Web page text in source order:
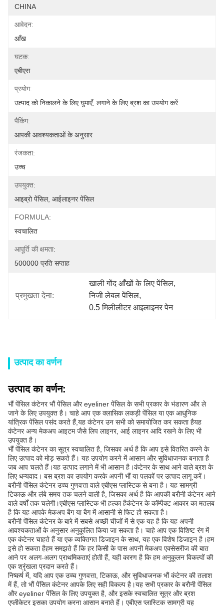
CHINA
आवेदन:
आँख
घटक:
एबीएस
प्रयोग:
उत्पाद को निकालने के लिए घुमाएँ, लगाने के लिए ब्रश का उपयोग करें
पैकिंग:
आपकी आवश्यकताओं के अनुसार
रंजकता:
उच्च
उपयुक्त:
आइब्रो पेंसिल, आईलाइनर पेंसिल
FORMULA:
स्वचालित
आपूर्ति की क्षमता:
500000 प्रति सप्ताह
प्रमुखता देना:
खाली गोंद आँखों के लिए पेंसिल,
निजी लेबल पेंसिल,
0.5 मिलीलीटर आइलाइनर पेन
उत्पाद का वर्णन
उत्पाद का वर्णन:
भौं पेंसिल कंटेनर भौं पेंसिल और eyeliner पेंसिल के सभी प्रकार के भंडारण और ले
जाने के लिए उपयुक्त है। चाहे आप एक क्लासिक लकड़ी पेंसिल या एक आधुनिक
यांत्रिक पेंसिल पसंद करते हैं,यह कंटेनर उन सभी को समायोजित कर सकता हैयह
कंटेनर अन्य मेकअप आइटम जैसे लिप लाइनर, आई लाइनर आदि रखने के लिए भी
उपयुक्त है।
भौं पेंसिल कंटेनर का सूत्र स्वचालित है, जिसका अर्थ है कि आप इसे वितरित करने के
लिए उत्पाद को मोड़ सकते हैं। यह उपयोग करने में आसान और सुविधाजनक बनाता है
जब आप चलते हैं।यह उत्पाद लगाने में भी आसान है।कंटेनर के साथ आने वाले ब्रश के
लिए धन्यवाद। बस ब्रश का उपयोग करके अपनी भौं या पलकों पर उत्पाद लागू करें।
बरौनी पेंसिल कंटेनर उच्च गुणवत्ता वाले एबीएस प्लास्टिक से बना है। यह सामग्री
टिकाऊ और लंबे समय तक चलने वाली है, जिसका अर्थ है कि आपकी बरौनी कंटेनर आने
वाले वर्षों तक चलेगी।एबीएस प्लास्टिक भी हल्का हैकंटेनर के कॉम्पैक्ट आकार का मतलब
है कि यह आपके मेकअप बैग या बैग में आसानी से फिट हो सकता है।
बरौनी पेंसिल कंटेनर के बारे में सबसे अच्छी चीजों में से एक यह है कि यह अपनी
आवश्यकताओं के अनुसार अनुकूलित किया जा सकता है। चाहे आप एक विशिष्ट रंग में
एक कंटेनर चाहते हैं या एक व्यक्तिगत डिजाइन के साथ, यह एक विशेष डिजाइन है।हम
इसे हो सकता हैहम समझते हैं कि हर किसी के पास अपनी मेकअप एक्सेसरीज की बात
आने पर अलग-अलग प्राथमिकताएं होती हैं, यही कारण है कि हम अनुकूलन विकल्पों की
एक श्रृंखला प्रदान करते हैं।
निष्कर्ष में, यदि आप एक उच्च गुणवत्ता, टिकाऊ, और सुविधाजनक भौं कंटेनर की तलाश
में हैं, तो भौं पेंसिल कंटेनर आपके लिए सही विकल्प है।यह सभी प्रकार के बरौनी पेंसिल
और eyeliner पेंसिल के लिए उपयुक्त है, और इसके स्वचालित सूत्र और ब्रश
एप्लीकेटर इसका उपयोग करना आसान बनाते हैं। एबीएस प्लास्टिक सामग्री यह